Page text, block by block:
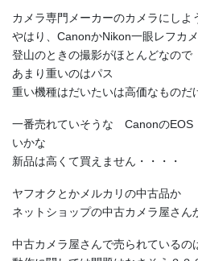
カメラ専門メーカーのカメラにしよ
やはり、CanonかNikon一眼レフカ
登山のときの撮影がほとんどなので
あまり重いのはパス
重い機種はだいたいは高価なものだ
一番売れていそうな Canonの
いかな
新品は高くて買えません・・・・
ヤフオクとかメルカリの中古品か
ネットショップの中古カメラ屋さん
中古カメラ屋さんで売られているの